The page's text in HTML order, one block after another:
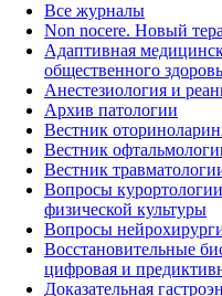
Все журналы
Non nocere. Новый
Адаптивная
общественного
Анестезиология и
Архив патологии
Вестник
Вестник
Вестник
Вопросы
физической культуры
Вопросы
Восстановительные
цифровая и
Доказательная